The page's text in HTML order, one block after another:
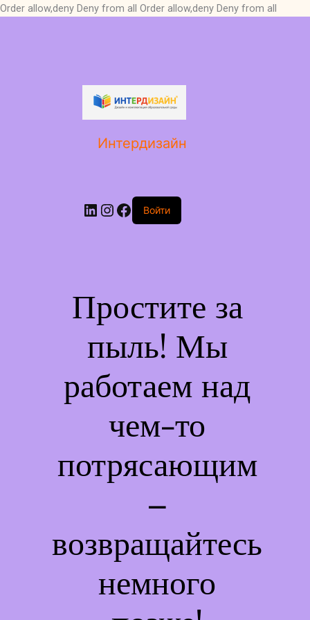
Order allow,deny Deny from all Order allow,deny Deny from all
Интердизайн
LinkedIn
Instagram
Facebook
Войти
Простите за
пыль! Мы
работаем над
чем-то
потрясающим
–
возвращайтесь
немного